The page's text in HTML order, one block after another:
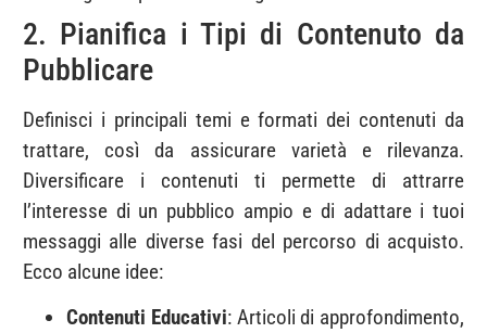
2. Pianifica i Tipi di Contenuto da
Pubblicare
Definisci i principali temi e formati dei contenuti da
trattare, così da assicurare varietà e rilevanza.
Diversificare i contenuti ti permette di attrarre
l’interesse di un pubblico ampio e di adattare i tuoi
messaggi alle diverse fasi del percorso di acquisto.
Ecco alcune idee:
Contenuti Educativi: Articoli di approfondimento,